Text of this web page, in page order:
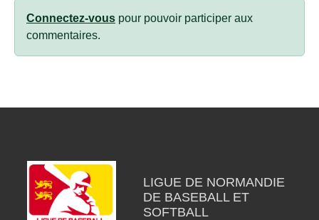
Connectez-vous pour pouvoir participer aux
commentaires.
LIGUE DE NORMANDIE
DE BASEBALL ET
SOFTBALL